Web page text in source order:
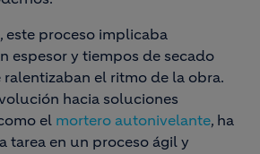
este proceso implicaba
espesor y tiempos de secado
el ritmo de la obra.
hacia soluciones
el mortero autonivelante, ha
tarea en un proceso ágil y